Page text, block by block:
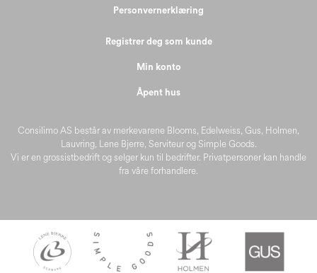
Consilimo AS består av merkevarene Blooms, Edelweiss, Gus, Holmen,
Lauvring, Lene Bjerre, Serviteur og Simple Goods.
Vi er en grossistbedrift og selger kun til bedrifter. Privatpersoner kan handle
fra våre forhandlere.
Personvernerklæring
Registrer deg som kunde
Min konto
Åpent hus